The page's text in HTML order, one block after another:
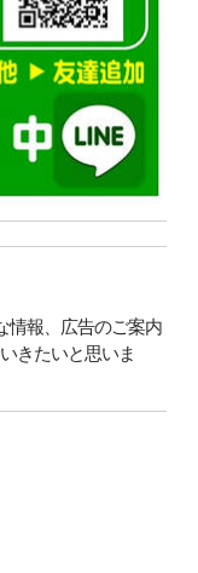
情報、広告のご案内
きたいと思いま